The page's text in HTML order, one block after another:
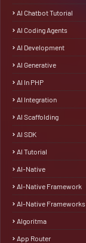
AI Chatbot Tutorial
AI Coding Agents
AI Development
AI Generative
AI In PHP
AI Integration
AI Scaffolding
AI SDK
AI Tutorial
AI-Native
AI-Native Framework
AI-Native Frameworks
Algoritma
App Router